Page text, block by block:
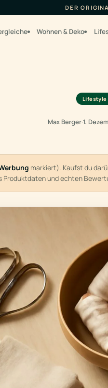
DER
Wohnen & Deko
Lifestyle
Max Berger·1.
markiert). Kaufst du
Produktdaten und echten